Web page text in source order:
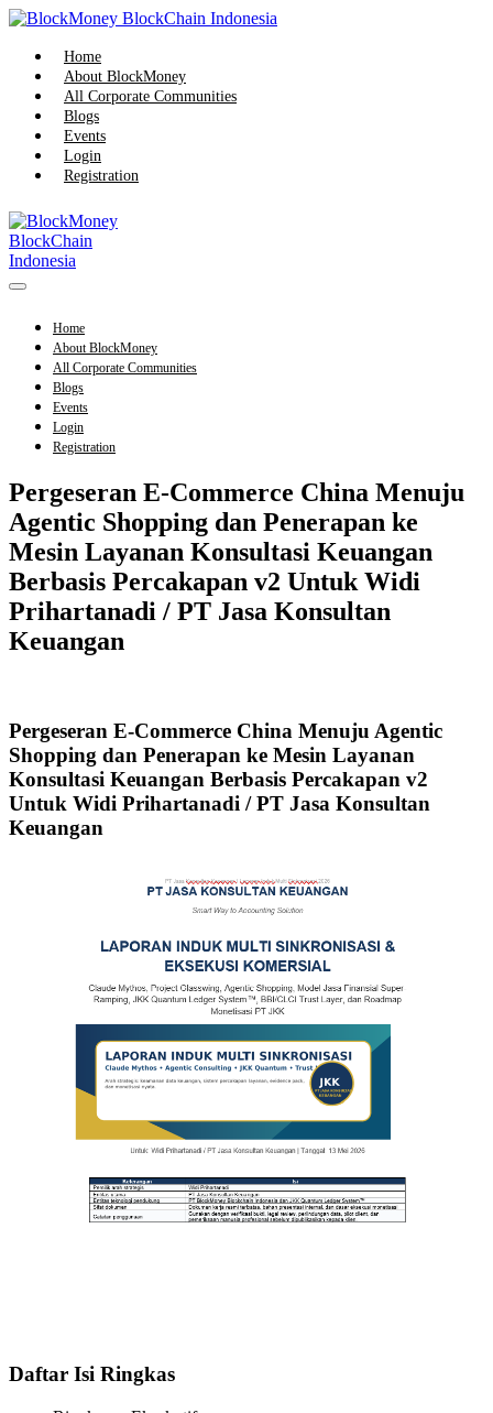
Skip
content
Home
About BlockMoney
All Corporate Communities
Blogs
Events
Login
Registration
Menu
Home
About BlockMoney
All Corporate Communities
Blogs
Events
Login
Registration
Pergeseran E-Commerce China Menuju
Agentic Shopping dan Penerapan ke
Mesin Layanan Konsultasi Keuangan
Berbasis Percakapan v2 Untuk Widi
Prihartanadi / PT Jasa Konsultan
Keuangan
Pergeseran E-Commerce China Menuju Agentic
Shopping dan Penerapan ke Mesin Layanan
Konsultasi Keuangan Berbasis Percakapan v2
Untuk Widi Prihartanadi / PT Jasa Konsultan
Keuangan
Daftar Isi Ringkas